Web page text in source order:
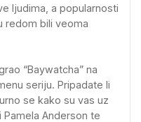
ljudima, a popularnosti
redom bili veoma
“Baywatcha” na
seriju. Pripadate li
se kako su vas uz
Pamela Anderson te